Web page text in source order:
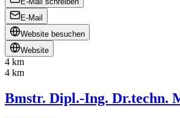
E-Mail
Website besuchen
Website
4 km
4 km
Bmstr. Dipl.-Ing. Dr.techn.